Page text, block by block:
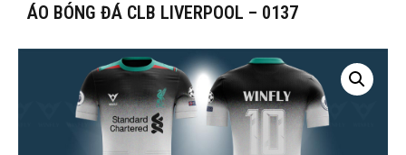
ÁO BÓNG ĐÁ CLB LIVERPOOL – 0137